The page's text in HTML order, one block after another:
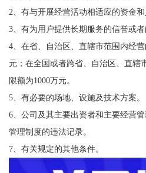
2、有与开展经营活动相适应的资金和
3、有为用户提供长期服务的信誉或者
4、在省、自治区、直辖市范围内经
元；在全国或者跨省、自治区、直辖
限额为1000万元。
5、有必要的场地、设施及技术方案。
6、公司及其主要出资者和主要经营
管理制度的违法记录。
7、有关规定的其他条件。